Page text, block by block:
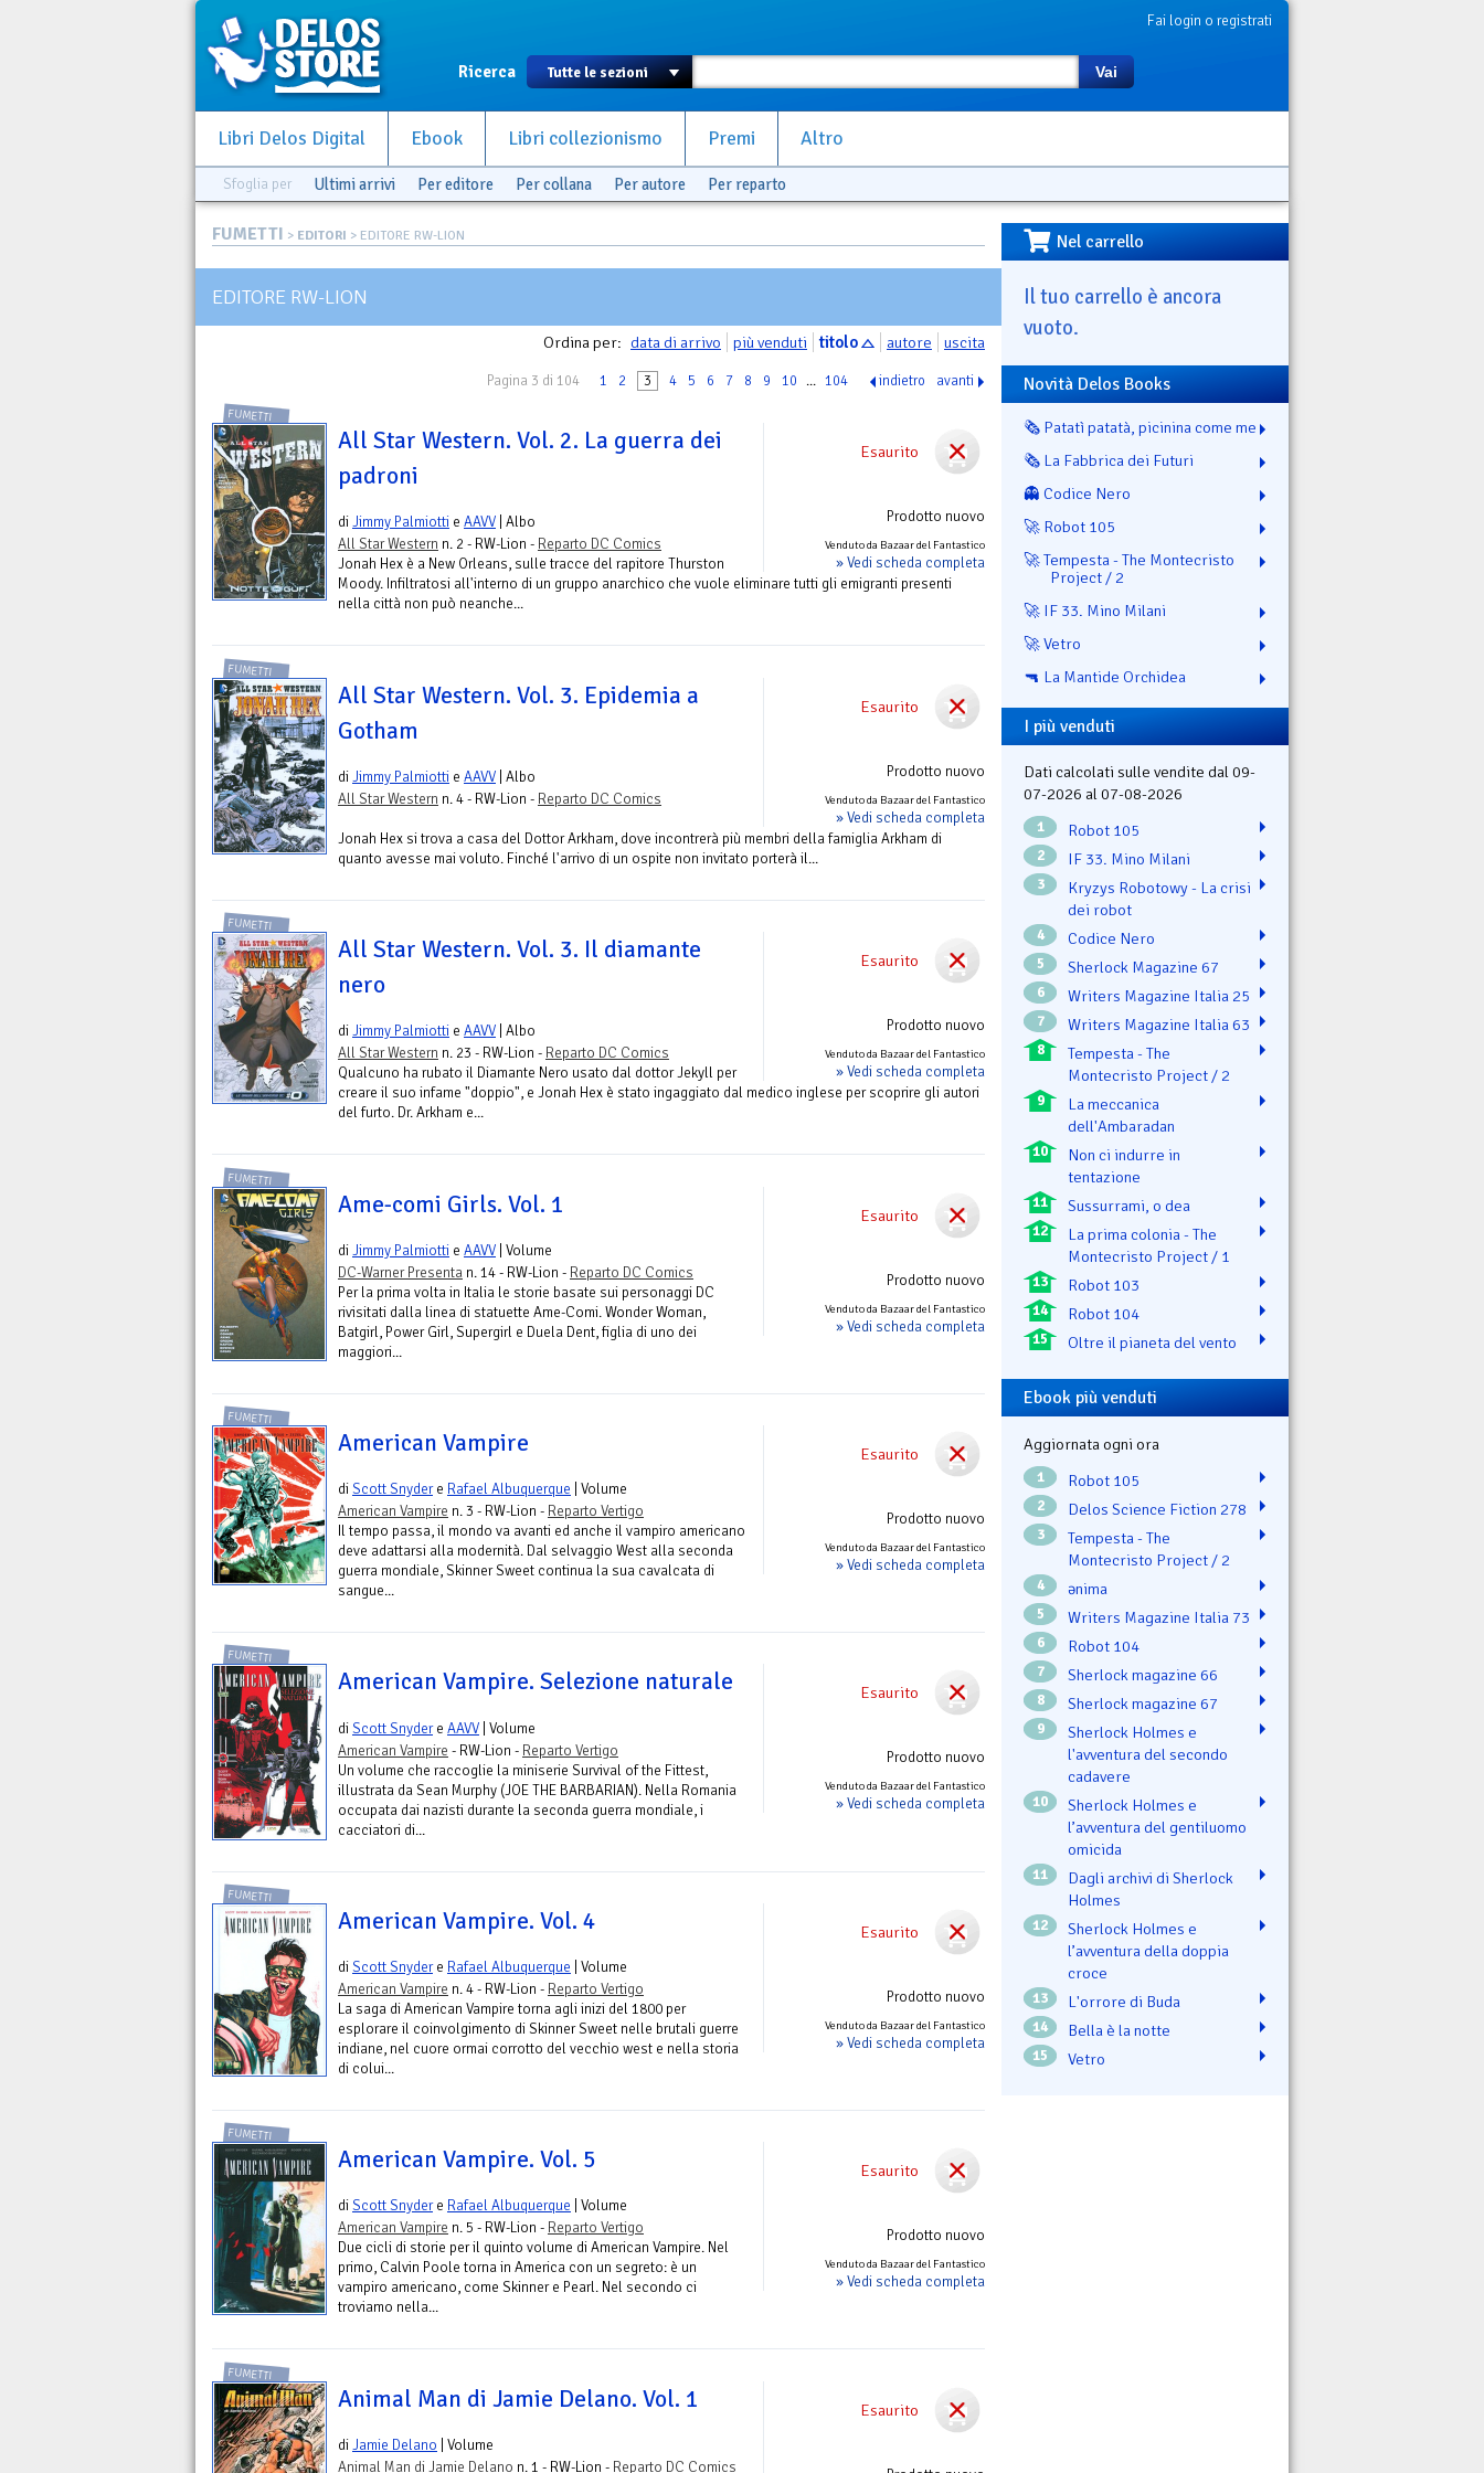
Fai login o registrati
Ricerca Vai
Libri Delos Digital Ebook Libri collezionismo Premi Altro
Sfoglia per Ultimi arrivi Per editore Per collana Per autore Per reparto
FUMETTI > EDITORI > EDITORE RW-LION
EDITORE RW-LION
Ordina per: data di arrivo più venduti titolo autore uscita
Pagina 3 di 104 1 2 3 4 5 6 7 8 9 10 ... 104 indietro avanti
Esaurito
Prodotto nuovo
Venduto da Bazaar del Fantastico
» Vedi scheda completa
FUMETTI
All Star Western. Vol. 2. La guerra dei
padroni
diJimmy Palmiotti e AAVV | Albo
All Star Western n. 2 - RW-Lion - Reparto DC Comics
Jonah Hex è a New Orleans, sulle tracce del rapitore Thurston
Moody. Infiltratosi all'interno di un gruppo anarchico che vuole eliminare tutti gli emigranti presenti
nella città non può neanche...
Esaurito
Prodotto nuovo
Venduto da Bazaar del Fantastico
» Vedi scheda completa
FUMETTI
All Star Western. Vol. 3. Epidemia a
Gotham
diJimmy Palmiotti e AAVV | Albo
All Star Western n. 4 - RW-Lion - Reparto DC Comics
Jonah Hex si trova a casa del Dottor Arkham, dove incontrerà più membri della famiglia Arkham di
quanto avesse mai voluto. Finché l'arrivo di un ospite non invitato porterà il...
Esaurito
Prodotto nuovo
Venduto da Bazaar del Fantastico
» Vedi scheda completa
FUMETTI
All Star Western. Vol. 3. Il diamante
nero
diJimmy Palmiotti e AAVV | Albo
All Star Western n. 23 - RW-Lion - Reparto DC Comics
Qualcuno ha rubato il Diamante Nero usato dal dottor Jekyll per
creare il suo infame "doppio", e Jonah Hex è stato ingaggiato dal medico inglese per scoprire gli autori
del furto. Dr. Arkham e...
Esaurito
Prodotto nuovo
Venduto da Bazaar del Fantastico
» Vedi scheda completa
FUMETTI
Ame-comi Girls. Vol. 1
diJimmy Palmiotti e AAVV | Volume
DC-Warner Presenta n. 14 - RW-Lion - Reparto DC Comics
Per la prima volta in Italia le storie basate sui personaggi DC
rivisitati dalla linea di statuette Ame-Comi. Wonder Woman,
Batgirl, Power Girl, Supergirl e Duela Dent, figlia di uno dei
maggiori...
Esaurito
Prodotto nuovo
Venduto da Bazaar del Fantastico
» Vedi scheda completa
FUMETTI
American Vampire
diScott Snydere Rafael Albuquerque | Volume
American Vampire n. 3 - RW-Lion - Reparto Vertigo
Il tempo passa, il mondo va avanti ed anche il vampiro americano
deve adattarsi alla modernità. Dal selvaggio West alla seconda
guerra mondiale, Skinner Sweet continua la sua cavalcata di
sangue...
Esaurito
Prodotto nuovo
Venduto da Bazaar del Fantastico
» Vedi scheda completa
FUMETTI
American Vampire. Selezione naturale
diScott Snydere AAVV | Volume
American Vampire - RW-Lion - Reparto Vertigo
Un volume che raccoglie la miniserie Survival of the Fittest,
illustrata da Sean Murphy (JOE THE BARBARIAN). Nella Romania
occupata dai nazisti durante la seconda guerra mondiale, i
cacciatori di...
Esaurito
Prodotto nuovo
Venduto da Bazaar del Fantastico
» Vedi scheda completa
FUMETTI
American Vampire. Vol. 4
diScott Snydere Rafael Albuquerque | Volume
American Vampire n. 4 - RW-Lion - Reparto Vertigo
La saga di American Vampire torna agli inizi del 1800 per
esplorare il coinvolgimento di Skinner Sweet nelle brutali guerre
indiane, nel cuore ormai corrotto del vecchio west e nella storia
di colui...
Esaurito
Prodotto nuovo
Venduto da Bazaar del Fantastico
» Vedi scheda completa
FUMETTI
American Vampire. Vol. 5
diScott Snydere Rafael Albuquerque | Volume
American Vampire n. 5 - RW-Lion - Reparto Vertigo
Due cicli di storie per il quinto volume di American Vampire. Nel
primo, Calvin Poole torna in America con un segreto: è un
vampiro americano, come Skinner e Pearl. Nel secondo ci
troviamo nella...
Esaurito
FUMETTI
Animal Man di Jamie Delano. Vol. 1
diJamie Delano | Volume
Animal Man di Jamie Delano n. 1 - RW-Lion - Reparto DC Comics
Nel carrello
Il tuo carrello è ancora
vuoto.
Novità Delos Books
🗞️ Patatì patatà, picinina come me
🗞️ La Fabbrica dei Futuri
👻 Codice Nero
🚀 Robot 105
🚀 Tempesta - The Montecristo
Project / 2
🚀 IF 33. Mino Milani
🚀 Vetro
🔫 La Mantide Orchidea
I più venduti
Dati calcolati sulle vendite dal 09-
07-2026 al 07-08-2026
1 Robot 105
2 IF 33. Mino Milani
3
Kryzys Robotowy - La crisi
dei robot
4 Codice Nero
5 Sherlock Magazine 67
6 Writers Magazine Italia 25
7 Writers Magazine Italia 63
8
Tempesta - The
Montecristo Project / 2
9
La meccanica
dell'Ambaradan
10
Non ci indurre in
tentazione
11 Sussurrami, o dea
12
La prima colonia - The
Montecristo Project / 1
13 Robot 103
14 Robot 104
15 Oltre il pianeta del vento
Ebook più venduti
Aggiornata ogni ora
1 Robot 105
2 Delos Science Fiction 278
3
Tempesta - The
Montecristo Project / 2
4 ənima
5 Writers Magazine Italia 73
6 Robot 104
7 Sherlock magazine 66
8 Sherlock magazine 67
9
Sherlock Holmes e
l'avventura del secondo
cadavere
10
Sherlock Holmes e
l’avventura del gentiluomo
omicida
11
Dagli archivi di Sherlock
Holmes
12
Sherlock Holmes e
l’avventura della doppia
croce
13 L'orrore di Buda
14 Bella è la notte
15 Vetro